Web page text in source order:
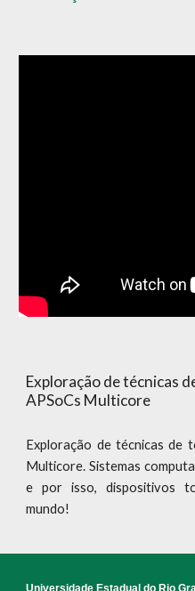
Exploração de técnicas
APSoCs Multicore
Exploração de técnicas de
Multicore. Sistemas
e por isso, dispositivos
mundo!
Universidade Estadual do Rio